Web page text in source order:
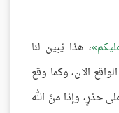
، هذا يُبين لنا
الآن، وكما وقع
حذرٍ، وإذا منَّ الله